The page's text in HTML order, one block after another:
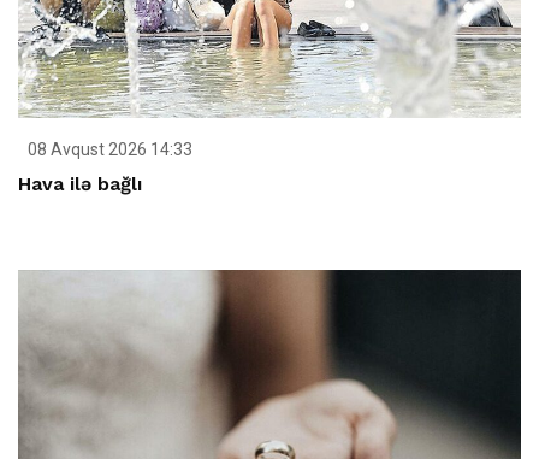
08 Avqust 2026 14:33
Hava ilə bağlı